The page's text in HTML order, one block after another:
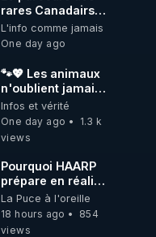
rares Canadairs
utilisés en
Gironde, juste
protéger les
riches donc la
mafia ! 😒🤢😡
https://odysee.com/
L'info comme jamais
One day ago
🐾💖 Les animaux
n'oublient jamais
ceux qu'ils
aiment… 🥹❤️
Infos et vérité
One day ago
1.3 k
views
Pourquoi HAARP
prépare en réalité
un CHAOS
climatique, on
répond
La Puce à l'oreille
18 hours ago
854
views